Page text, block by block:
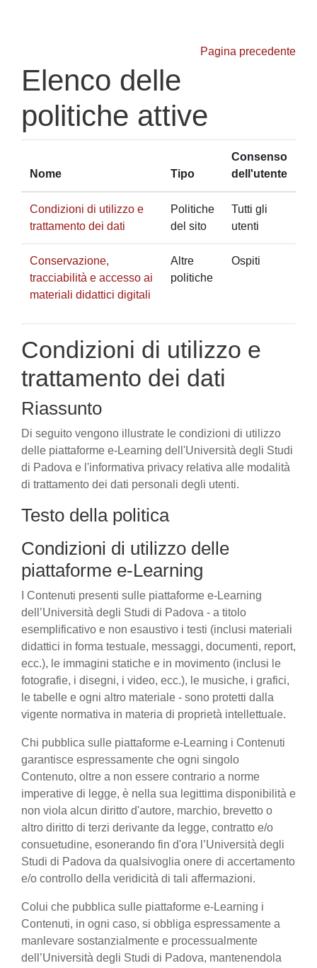
Pagina precedente
Elenco delle
politiche attive
Nome Tipo
Consenso
dell'utente
Condizioni di utilizzo e
trattamento dei dati
Politiche
del sito
Tutti gli
utenti
Conservazione,
tracciabilità e accesso ai
materiali didattici digitali
Altre
politiche
Ospiti
Condizioni di utilizzo e
trattamento dei dati
Riassunto
Di seguito vengono illustrate le condizioni di utilizzo
delle piattaforme e-Learning dell'Università degli Studi
di Padova e l'informativa privacy relativa alle modalità
di trattamento dei dati personali degli utenti.
Testo della politica
Condizioni di utilizzo delle
piattaforme e-Learning
I Contenuti presenti sulle piattaforme e-Learning
dell’Università degli Studi di Padova - a titolo
esemplificativo e non esaustivo i testi (inclusi materiali
didattici in forma testuale, messaggi, documenti, report,
ecc.), le immagini statiche e in movimento (inclusi le
fotografie, i disegni, i video, ecc.), le musiche, i grafici,
le tabelle e ogni altro materiale - sono protetti dalla
vigente normativa in materia di proprietà intellettuale.
Chi pubblica sulle piattaforme e-Learning i Contenuti
garantisce espressamente che ogni singolo
Contenuto, oltre a non essere contrario a norme
imperative di legge, è nella sua legittima disponibilità e
non viola alcun diritto d'autore, marchio, brevetto o
altro diritto di terzi derivante da legge, contratto e/o
consuetudine, esonerando fin d'ora l’Università degli
Studi di Padova da qualsivoglia onere di accertamento
e/o controllo della veridicità di tali affermazioni.
Colui che pubblica sulle piattaforme e-Learning i
Contenuti, in ogni caso, si obbliga espressamente a
manlevare sostanzialmente e processualmente
dell’Università degli Studi di Padova, mantenendola